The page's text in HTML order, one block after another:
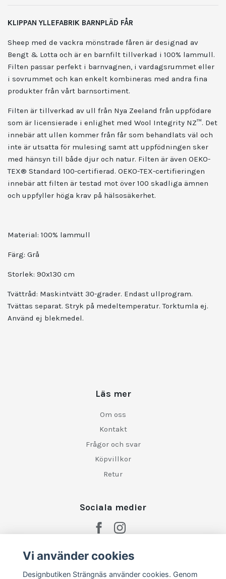
KLIPPAN YLLEFABRIK BARNPLÄD FÅR
Sheep med de vackra mönstrade fåren är designad av
Bengt & Lotta och är en barnfilt tillverkad i 100% lammull.
Filten passar perfekt i barnvagnen, i vardagsrummet eller
i sovrummet och kan enkelt kombineras med andra fina
produkter från vårt barnsortiment.
Filten är tillverkad av ull från Nya Zeeland från uppfödare
som är licensierade i enlighet med Wool Integrity NZ™. Det
innebär att ullen kommer från får som behandlats väl och
inte är utsatta för mulesing samt att uppfödningen sker
med hänsyn till både djur och natur. Filten är även OEKO-
TEX® Standard 100-certifierad. OEKO-TEX-certifieringen
innebär att filten är testad mot över 100 skadliga ämnen
och uppfyller höga krav på hälsosäkerhet.
Material: 100% lammull
Färg: Grå
Storlek: 90x130 cm
Tvättråd: Maskintvätt 30-grader. Endast ullprogram.
Tvättas separat. Stryk på medeltemperatur. Torktumla ej.
Använd ej blekmedel.
Läs mer
Om oss
Kontakt
Frågor och svar
Köpvillkor
Retur
Sociala medier
Vi använder cookies
Designbutiken Strängnäs använder cookies. Genom